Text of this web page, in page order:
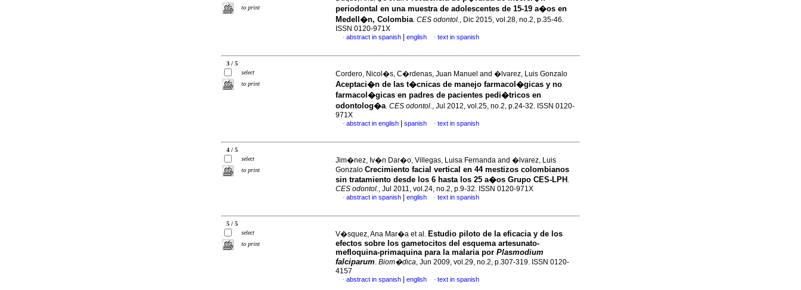
to print
periodontal en una muestra de adolescentes de 15-19 a�os en
Medell�n, Colombia. CES odontol., Dic 2015, vol.28, no.2, p.35-46.
ISSN 0120-971X
· abstract in spanish english · text in spanish
3 / 5
select
to print
Cordero, Nicol�s, C�rdenas, Juan Manuel and �lvarez, Luis Gonzalo
Aceptaci�n de las t�cnicas de manejo farmacol�gicas y no
farmacol�gicas en padres de pacientes pedi�tricos en
odontolog�a. CES odontol., Jul 2012, vol.25, no.2, p.24-32. ISSN 0120-
971X
· abstract in english spanish · text in spanish
4 / 5
select
to print
Jim�nez, Iv�n Dar�o, Villegas, Luisa Fernanda and �lvarez, Luis
Gonzalo Crecimiento facial vertical en 44 mestizos colombianos
sin tratamiento desde los 6 hasta los 25 a�os Grupo CES-LPH .
CES odontol., Jul 2011, vol.24, no.2, p.9-32. ISSN 0120-971X
· abstract in spanish english · text in spanish
5 / 5
select
to print
V�squez, Ana Mar�a et al. Estudio piloto de la eficacia y de los
efectos sobre los gametocitos del esquema artesunato-
mefloquina-primaquina para la malaria por Plasmodium
falciparum. Biom�dica, Jun 2009, vol.29, no.2, p.307-319. ISSN 0120-
4157
· abstract in spanish english · text in spanish